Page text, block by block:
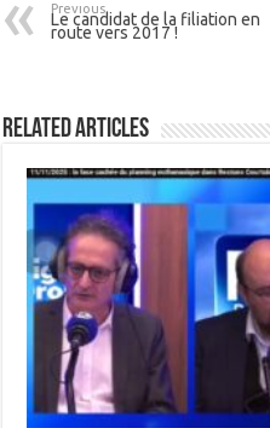
Previous
Le candidat de la filiation en
route vers 2017 !
Related Articles